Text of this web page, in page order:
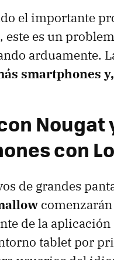
el importante
este es un
arduamente.
smartphones
Nougat
con
de grandes
de la aplicación
tablet por